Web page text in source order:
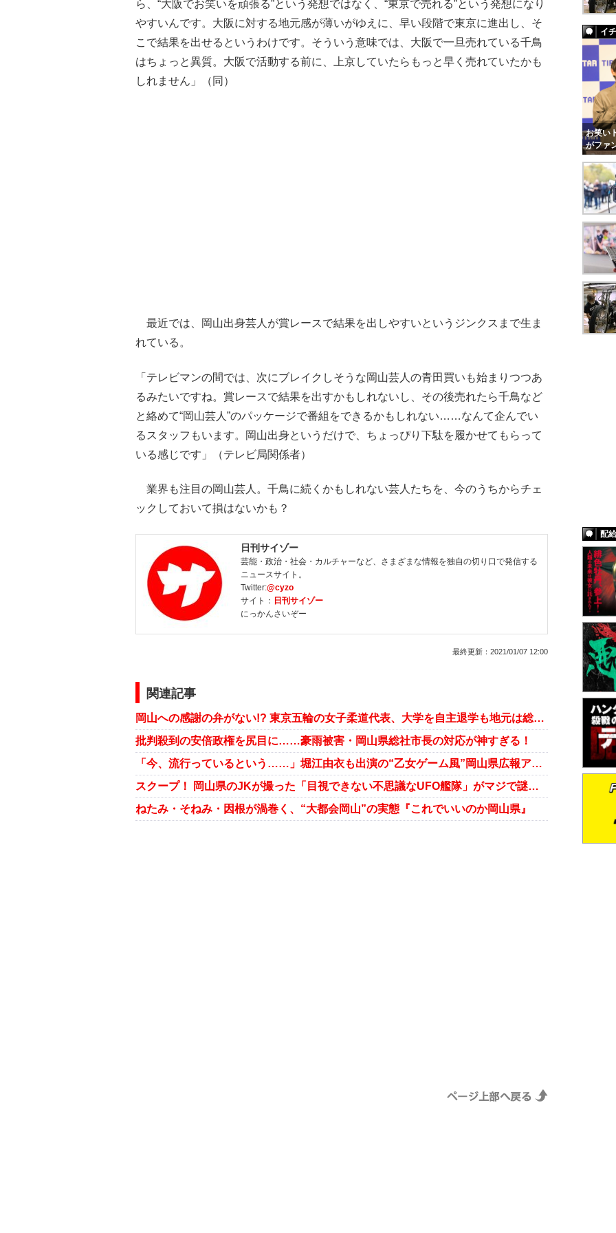
ら、“大阪でお笑いを頑張る”という発想ではなく、“東京で売れる”という発想になり
やすいんです。大阪に対する地元感が薄いがゆえに、早い段階で東京に進出し、そ
こで結果を出せるというわけです。そういう意味では、大阪で一旦売れている千鳥
はちょっと異質。大阪で活動する前に、上京していたらもっと早く売れていたかも
しれません」（同）
最近では、岡山出身芸人が賞レースで結果を出しやすいというジンクスまで生ま
れている。
「テレビマンの間では、次にブレイクしそうな岡山芸人の青田買いも始まりつつあ
るみたいですね。賞レースで結果を出すかもしれないし、その後売れたら千鳥など
と絡めて“岡山芸人”のパッケージで番組をできるかもしれない……なんて企んでい
るスタッフもいます。岡山出身というだけで、ちょっぴり下駄を履かせてもらって
いる感じです」（テレビ局関係者）
業界も注目の岡山芸人。千鳥に続くかもしれない芸人たちを、今のうちからチェ
ックしておいて損はないかも？
日刊サイゾー
芸能・政治・社会・カルチャーなど、さまざまな情報を独自の切り口で発信する
ニュースサイト。
Twitter:@cyzo
サイト： 日刊サイゾー
にっかんさいぞー
最終更新： 2021/01/07 12:00
関連記事
岡山への感謝の弁がない!? 東京五輪の女子柔道代表、大学を自主退学も地元は総スカン
批判殺到の安倍政権を尻目に……豪雨被害・岡山県総社市長の対応が神すぎる！
「今、流行っているという……」堀江由衣も出演の“乙女ゲーム風”岡山県広報アニメ『きび男子』制作意図とは？
スクープ！ 岡山県のJKが撮った「目視できない不思議なUFO艦隊」がマジで謎すぎる!! 電磁場もクッキリ!?
ねたみ・そねみ・因根が渦巻く、“大都会岡山”の実態『これでいいのか岡山県』
イ
お笑い
がファ
配